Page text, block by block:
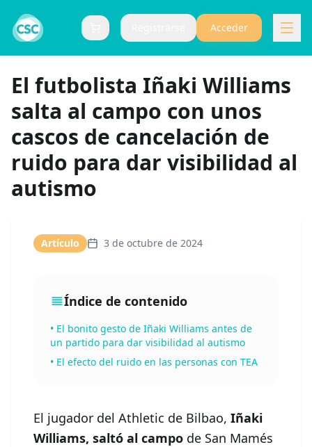
Carrito ( Acceder
El futbolista Iñaki Williams
salta al campo con unos
cascos de cancelación de
ruido para dar visibilidad al
autismo
Artículo 3 de octubre de 2024
Índice de contenido
• El bonito gesto de Iñaki Williams antes de
un partido para dar visibilidad al autismo
• El efecto del ruido en las personas con TEA
El jugador del Athletic de Bilbao, Iñaki
Williams, saltó al campo de San Mamés